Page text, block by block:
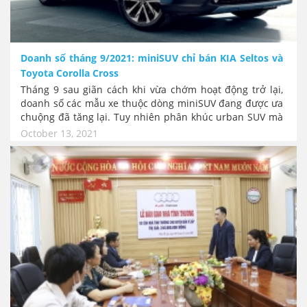
Doanh số tháng 9/2021: miniSUV chỉ bán KIA Seltos và
Toyota Corolla Cross
Tháng 9 sau giãn cách khi vừa chớm hoạt động trở lại,
doanh số các mẫu xe thuộc dòng miniSUV đang được ưa
chuộng đã tăng lại. Tuy nhiên phân khúc urban SUV mà
đa phần là người tiêu dùng cá chân thì hầu như chỉ bán
được 2 mẫu xe KIA Seltos và Toyota Corolla Cross là chủ
yếu. Những mẫu xe khác doanh số "lẹt đẹt" vài chục xe.
October 13, 2021